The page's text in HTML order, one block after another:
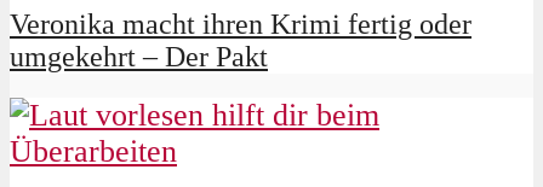
Veronika macht ihren Krimi fertig oder
umgekehrt – Der Pakt